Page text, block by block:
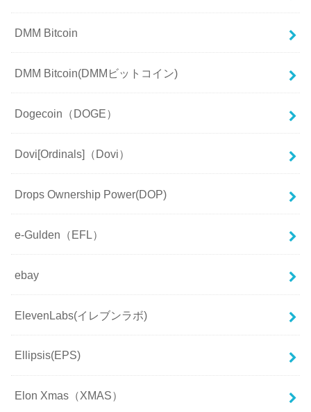
DMM Bitcoin
DMM Bitcoin(DMMビットコイン)
Dogecoin（DOGE）
Dovi[Ordinals]（Dovi）
Drops Ownership Power(DOP)
e-Gulden（EFL）
ebay
ElevenLabs(イレブンラボ)
Ellipsis(EPS)
Elon Xmas（XMAS）